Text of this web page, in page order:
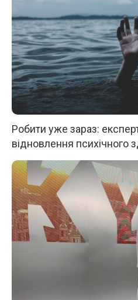
Робити уже зараз:
відновлення психічного